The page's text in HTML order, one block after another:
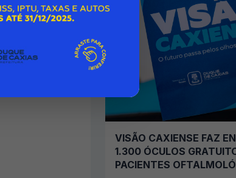
NO
VISÃO CAXIENSE FAZ
1.300 ÓCULOS
PACIENTES